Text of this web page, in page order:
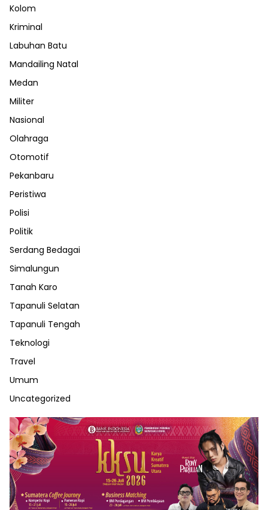
Kolom
Kriminal
Labuhan Batu
Mandailing Natal
Medan
Militer
Nasional
Olahraga
Otomotif
Pekanbaru
Peristiwa
Polisi
Politik
Serdang Bedagai
Simalungun
Tanah Karo
Tapanuli Selatan
Tapanuli Tengah
Teknologi
Travel
Umum
Uncategorized